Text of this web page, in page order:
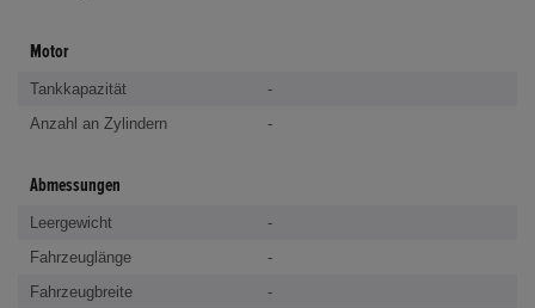
Motor
Tankkapazität
-
Anzahl an Zylindern
-
Abmessungen
Leergewicht
-
Fahrzeuglänge
-
Fahrzeugbreite
-